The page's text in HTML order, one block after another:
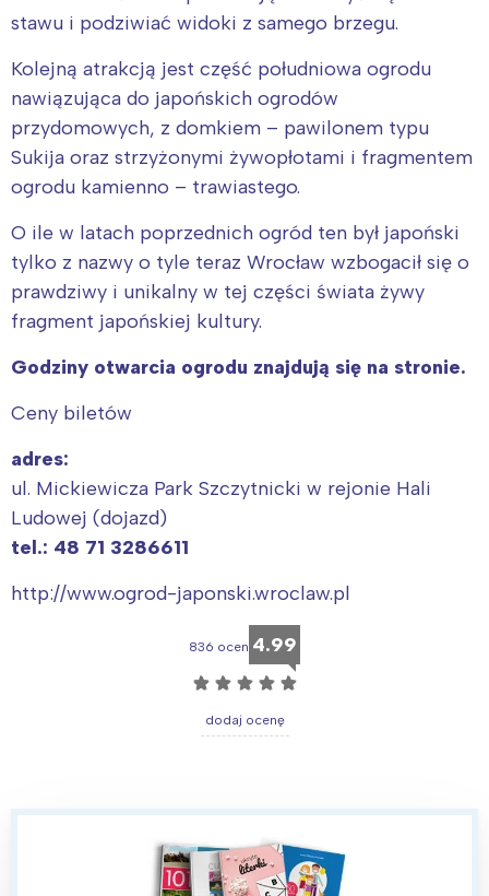
stawu i podziwiać widoki z samego brzegu.
Kolejną atrakcją jest część południowa ogrodu
nawiązująca do japońskich ogrodów
przydomowych, z domkiem – pawilonem typu
Sukija oraz strzyżonymi żywopłotami i fragmentem
ogrodu kamienno – trawiastego.
O ile w latach poprzednich ogród ten był japoński
tylko z nazwy o tyle teraz Wrocław wzbogacił się o
prawdziwy i unikalny w tej części świata żywy
fragment japońskiej kultury.
Godziny otwarcia ogrodu znajdują się na stronie.
Ceny biletów
adres:
ul. Mickiewicza Park Szczytnicki w rejonie Hali
Ludowej (dojazd)
tel.: 48 71 3286611
http://www.ogrod-japonski.wroclaw.pl
836 ocen 4.99
☆ ☆ ☆ ☆ ☆
dodaj ocenę
Interesują mnie wydarzenia z
tego regionu:
Trójmiasto
Poznań
Południe
Wybieram